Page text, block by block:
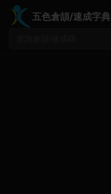
五色倉頡/速成字典